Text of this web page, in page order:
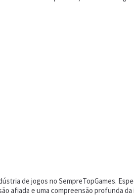
de jogos no SempreTopGames.
afiada e uma compreensão profunda